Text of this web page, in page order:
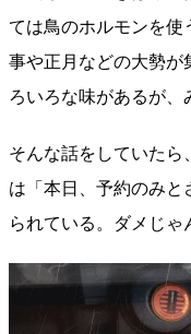
ては鳥のホルモンを使
事や正月などの大勢が
ろいろな味があるが、
そんな話をしていたら
は「本日、予約のみ
られている。ダメじゃ